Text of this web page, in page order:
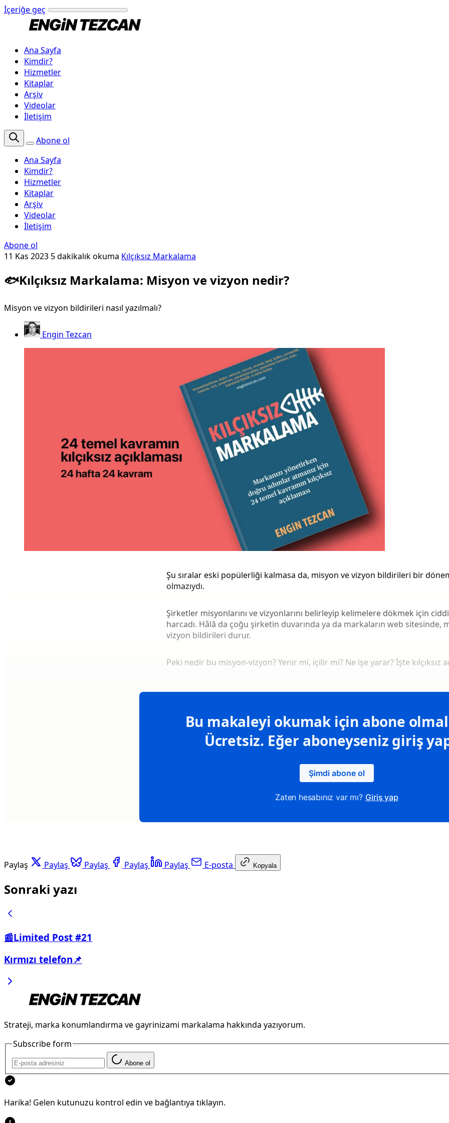
İçeriğe geç
Ana Sayfa
Kimdir?
Hizmetler
Kitaplar
Arşiv
Videolar
İletişim
Abone ol
Ana Sayfa
Kimdir?
Hizmetler
Kitaplar
Arşiv
Videolar
İletişim
Abone ol
11 Kas 2023 5 dakikalık okuma Kılçıksız Markalama
🐟Kılçıksız Markalama: Misyon ve vizyon nedir?
Misyon ve vizyon bildirileri nasıl yazılmalı?
Engin Tezcan
Şu sıralar eski popülerliği kalmasa da, misyon ve vizyon bildirileri bir
olmazıydı.
Şirketler misyonlarını ve vizyonlarını belirleyip kelimelere dökmek için
harcadı. Hâlâ da çoğu şirketin duvarında ya da markaların web sitesinde,
vizyon bildirileri durur.
Peki nedir bu misyon-vizyon? Yenir mi, içilir mi? Ne işe yarar? İşte kılçıksız
Bu makaleyi okumak için abone
Ücretsiz. Eğer aboneyseniz giriş
Şimdi abone ol
Zaten hesabınız var mı? Giriş yap
Paylaş Paylaş Paylaş Paylaş Paylaş E-posta Kopyala
Sonraki yazı
📰Limited Post #21
Kırmızı telefon📌
Strateji, marka konumlandırma ve gayrinizami markalama hakkında yazıyorum.
Subscribe form
Abone ol
Harika! Gelen kutunuzu kontrol edin ve bağlantıya tıklayın.